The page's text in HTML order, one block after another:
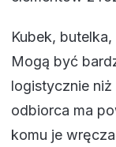
Kubek,
Mogą być
logistycznie
odbiorca ma
komu je